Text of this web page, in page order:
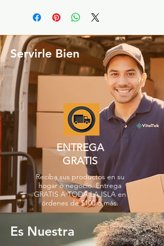
Servirle Bien
ENTREGA
GRATIS
Reciba sus productos en su
hogar o negocio. Entrega
GRATIS A TODA LA ISLA en
órdenes de $100 o más.
Es Nuestra